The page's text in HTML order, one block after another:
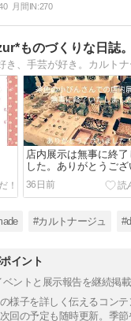
月間IN:270
ものづくりな日誌。
店内展示は無事に終了
した。ありがとうござ
した。
36日前
#カルトナージュ
イント
ベントと展示報告を継続掲載
様子を詳しく伝えるコン
回の予定も随時更新。季